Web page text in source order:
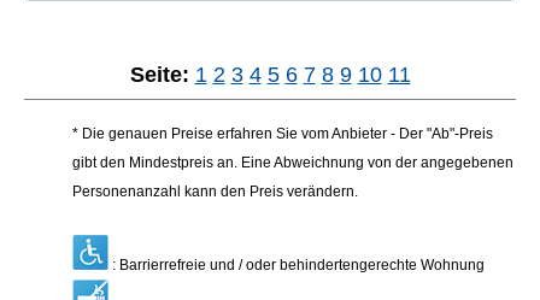
Seite: 1 2 3 4 5 6 7 8 9 10 11
* Die genauen Preise erfahren Sie vom Anbieter - Der "Ab"-Preis
gibt den Mindestpreis an. Eine Abweichnung von der angegebenen
Personenanzahl kann den Preis verändern.
: Barrierrefreie und / oder behindertengerechte Wohnung